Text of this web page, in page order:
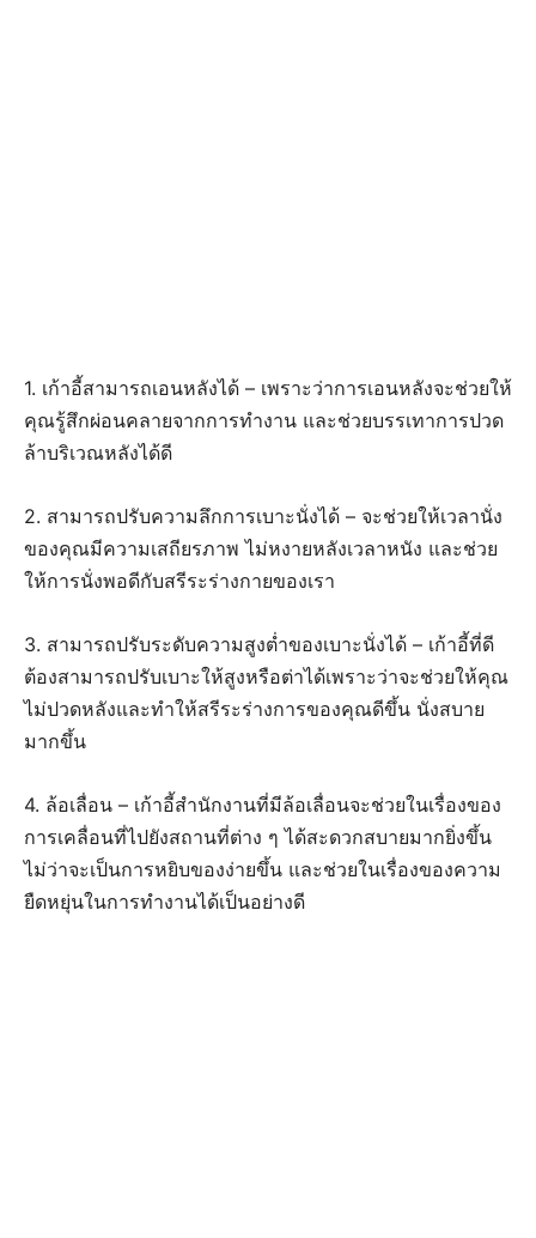
1. เก้าอี้สามารถเอนหลังได้ – เพราะว่าการเอนหลังจะช่วยให้
คุณรู้สึกผ่อนคลายจากการทำงาน และช่วยบรรเทาการปวด
ล้าบริเวณหลังได้ดี
2. สามารถปรับความลึกการเบาะนั่งได้ – จะช่วยให้เวลานั่ง
ของคุณมีความเสถียรภาพ ไม่หงายหลังเวลาหนัง และช่วย
ให้การนั่งพอดีกับสรีระร่างกายของเรา
3. สามารถปรับระดับความสูงต่ำของเบาะนั่งได้ – เก้าอี้ที่ดี
ต้องสามารถปรับเบาะให้สูงหรือต่าได้เพราะว่าจะช่วยให้คุณ
ไม่ปวดหลังและทำให้สรีระร่างการของคุณดีขึ้น นั่งสบาย
มากขึ้น
4. ล้อเลื่อน – เก้าอี้สำนักงานที่มีล้อเลื่อนจะช่วยในเรื่องของ
การเคลื่อนที่ไปยังสถานที่ต่าง ๆ ได้สะดวกสบายมากยิ่งขึ้น
ไม่ว่าจะเป็นการหยิบของง่ายขึ้น และช่วยในเรื่องของความ
ยืดหยุ่นในการทำงานได้เป็นอย่างดี